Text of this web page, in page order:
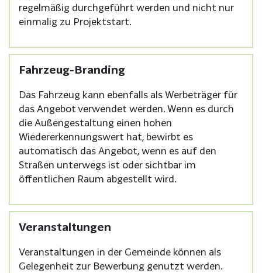
regelmäßig durchgeführt werden und nicht nur
einmalig zu Projektstart.
Fahrzeug-Branding
Das Fahrzeug kann ebenfalls als Werbeträger für
das Angebot verwendet werden. Wenn es durch
die Außengestaltung einen hohen
Wiedererkennungswert hat, bewirbt es
automatisch das Angebot, wenn es auf den
Straßen unterwegs ist oder sichtbar im
öffentlichen Raum abgestellt wird.
Veranstaltungen
Veranstaltungen in der Gemeinde können als
Gelegenheit zur Bewerbung genutzt werden.